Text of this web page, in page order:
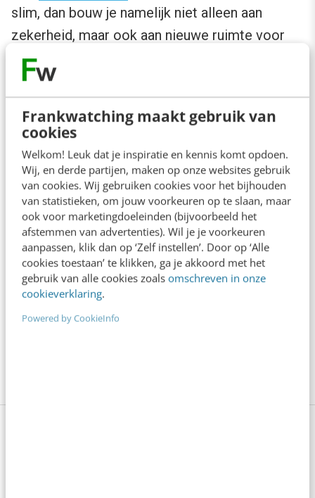
Frankwatching maakt gebruik van
cookies
Welkom! Leuk dat je inspiratie en kennis komt opdoen.
Wij, en derde partijen, maken op onze websites gebruik
van cookies. Wij gebruiken cookies voor het bijhouden
van statistieken, om jouw voorkeuren op te slaan, maar
ook voor marketingdoeleinden (bijvoorbeeld het
afstemmen van advertenties). Wil je je voorkeuren
aanpassen, klik dan op ‘Zelf instellen’. Door op ‘Alle
cookies toestaan’ te klikken, ga je akkoord met het
gebruik van alle cookies zoals omschreven in onze
cookieverklaring.
Powered by CookieInfo
slim, dan bouw je namelijk niet alleen aan
zekerheid, maar ook aan nieuwe ruimte voor
innovatie, samenwerking en succes.
Anderen lezen ook
Denk je dat je positionering helder is? Doe
de managementtest
4 min·Richard Poolman
Je ‘sterke merk’ overleeft geen kwartier
met een AI-agent
5 min·Edwin Vlems